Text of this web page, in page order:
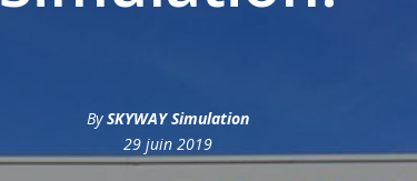
BySKYWAY Simulation
29 juin 2019